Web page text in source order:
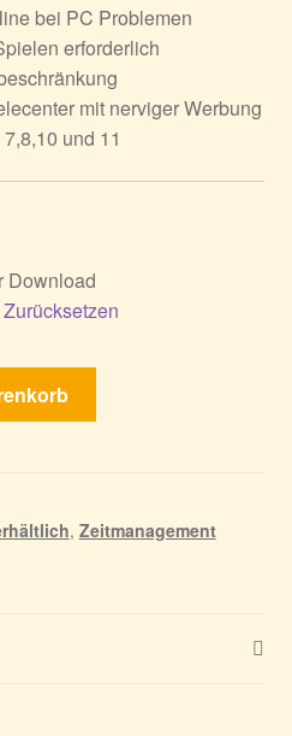
bei PC Problemen
erforderlich
mit nerviger Werbung
und 11
Download
Zurücksetzen
, Zeitmanagement